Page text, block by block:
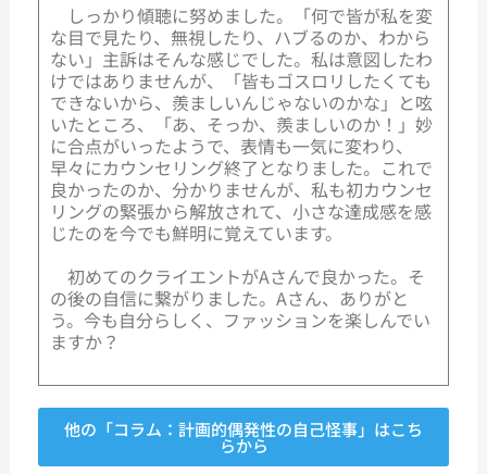
しっかり傾聴に努めました。「何で皆が私を変
な目で見たり、無視したり、ハブるのか、わから
ない」主訴はそんな感じでした。私は意図したわ
けではありませんが、「皆もゴスロリしたくても
できないから、羨ましいんじゃないのかな」と呟
いたところ、「あ、そっか、羨ましいのか！」妙
に合点がいったようで、表情も一気に変わり、
早々にカウンセリング終了となりました。これで
良かったのか、分かりませんが、私も初カウンセ
リングの緊張から解放されて、小さな達成感を感
じたのを今でも鮮明に覚えています。
初めてのクライエントがAさんで良かった。そ
の後の自信に繋がりました。Aさん、ありがと
う。今も自分らしく、ファッションを楽しんでい
ますか？
他の「コラム：計画的偶発性の自己怪事」はこち
らから